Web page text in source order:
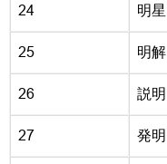
24 明星
25 明解
26 説明
27 発明